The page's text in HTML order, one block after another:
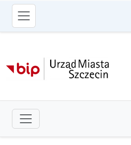
przejdź do głównego menu